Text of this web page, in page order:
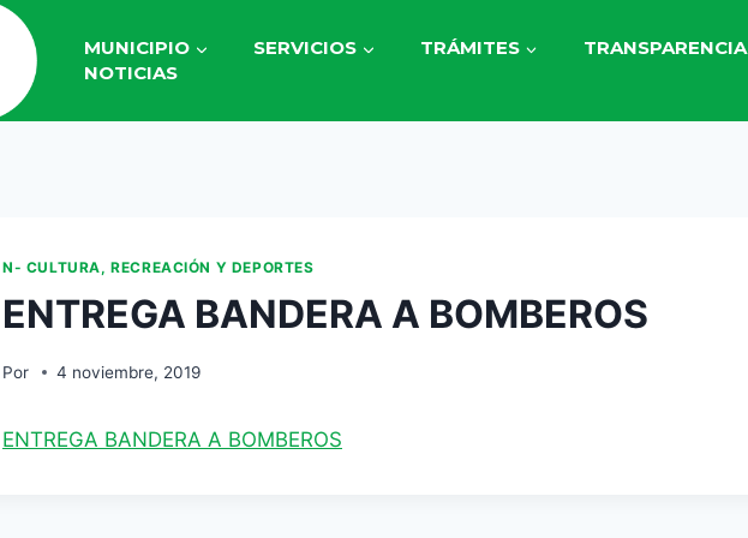
MUNICIPIO SERVICIOS TRÁMITES TRANSPARENCIA
NOTICIAS
N- CULTURA, RECREACIÓN Y DEPORTES
ENTREGA BANDERA A BOMBEROS
Por 4 noviembre, 2019
ENTREGA BANDERA A BOMBEROS